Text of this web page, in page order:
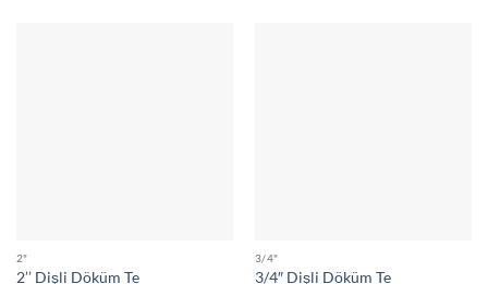
2"
2’’ Dişli Döküm Te
3/4"
3/4″ Dişli Döküm Te